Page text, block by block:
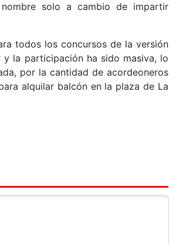
solo a cambio de impartir
todos los concursos de la versión
y la participación ha sido masiva, lo
por la cantidad de acordeoneros
alquilar balcón en la plaza de La